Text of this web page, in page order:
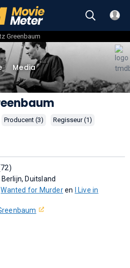
Greenbaum
Media
Producent (3) Regisseur (1)
Duitsland
Wanted for Murderen
I Live in